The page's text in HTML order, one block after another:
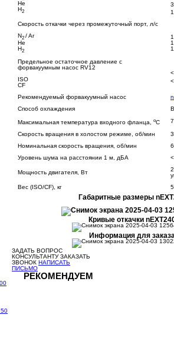
He
H2
Скорость откачки через промежуточный порт, л/с
N2 / Ar
He
H2
Предельное остаточное давление с
форвакуумным насос RV12
ISO
CF
Рекомендуемый форвакуумный насос
Cпособ охлаждения
Максимальная температура входного фланца, оС
Скорость вращения в холостом режиме, об/мин
Номинальная скорость вращения, об/мин
Уровень шума на расстоянии 1 м, дБА
Мощность двигателя, Вт
Вес (ISO/CF), кг
Габаритные размеры
Кривые откачки
Информация для заказа
ЗАДАТЬ ВОПРОС
КОНСУЛЬТАНТУ ЗАКАЗАТЬ
ЗВОНОК НАПИСАТЬ
ПИСЬМО
РЕКОМЕНДУЕМ